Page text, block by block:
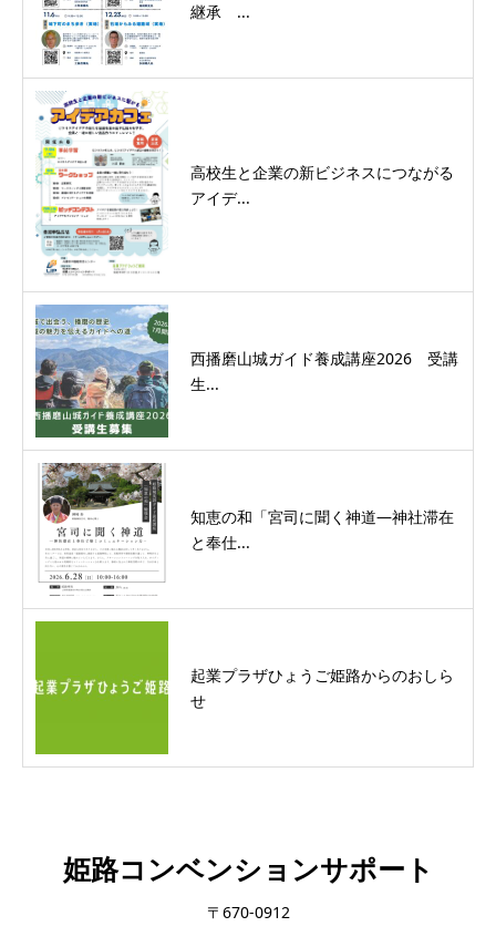
継承 ...
高校生と企業の新ビジネスにつながる
アイデ...
西播磨山城ガイド養成講座2026 受講
生...
知恵の和「宮司に聞く神道―神社滞在
と奉仕...
起業プラザひょうご姫路からのおしら
せ
姫路コンベンションサポート
〒670-0912